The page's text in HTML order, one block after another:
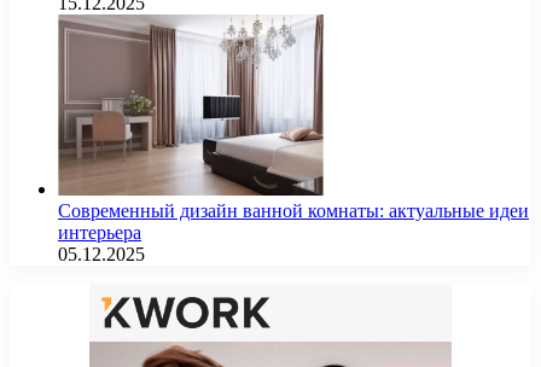
Современный дизайн ванной комнаты: актуальные идеи
интерьера
05.12.2025